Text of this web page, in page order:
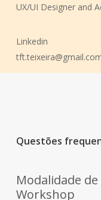
UX/UI Designer and
Linkedin
Questões
Modalidade
Workshop